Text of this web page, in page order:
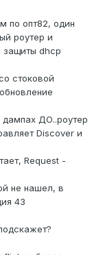
по опт82, один
роутер и
защиты dhcp
стоковой
ДО..роутер
Discover и
Request -
не нашел, в
43